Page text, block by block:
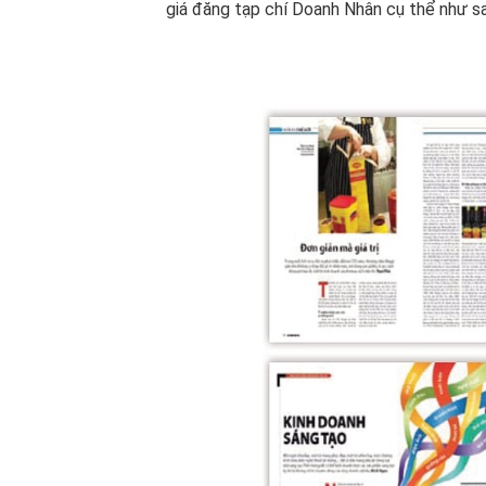
giá đăng tạp chí Doanh Nhân cụ thể như